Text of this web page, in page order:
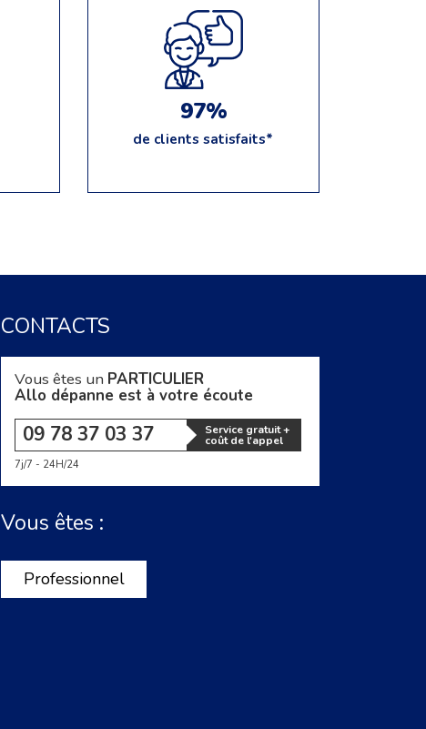
97%
de clients satisfaits*
CONTACTS
Vous êtes un PARTICULIER
Allo dépanne est à votre écoute
09 78 37 03 37 Service gratuit +
coût de l'appel
7j/7 - 24H/24
Vous êtes :
Professionnel